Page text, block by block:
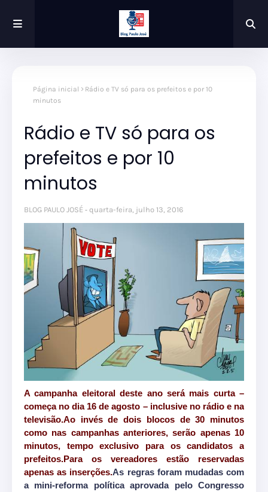
Página inicial
Rádio e TV só para os prefeitos e por 10
minutos
Rádio e TV só para os
prefeitos e por 10
minutos
BLOG PAULO JOSÉ quarta-feira, julho 13, 2016
A campanha eleitoral deste ano será mais curta –
começa no dia 16 de agosto – inclusive no rádio e na
televisão.Ao invés de dois blocos de 30 minutos
como nas campanhas anteriores, serão apenas 10
minutos, tempo exclusivo para os candidatos a
prefeitos.Para os vereadores estão reservadas
apenas as inserções.As regras foram mudadas com
a mini-reforma política aprovada pelo Congresso